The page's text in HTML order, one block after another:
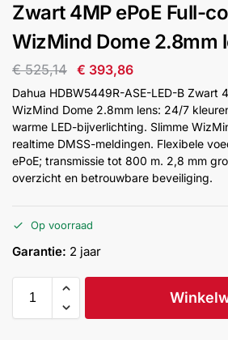
Inbraakbeveiliging
Merken
Outlet SALE
Help &
service
Zwart 4MP ePoE Full-
WizMind Dome 2.8mm
€525,14 € 393,86
Dahua HDBW5449R-ASE-LED-B Zwart
WizMind Dome 2.8mm lens: 24/7
warme LED-bijverlichting. Slimme
realtime DMSS-meldingen. Flexibele
ePoE; transmissie tot 800 m. 2,8 mm
overzicht en betrouwbare beveiliging.
Op voorraad
Garantie: 2 jaar